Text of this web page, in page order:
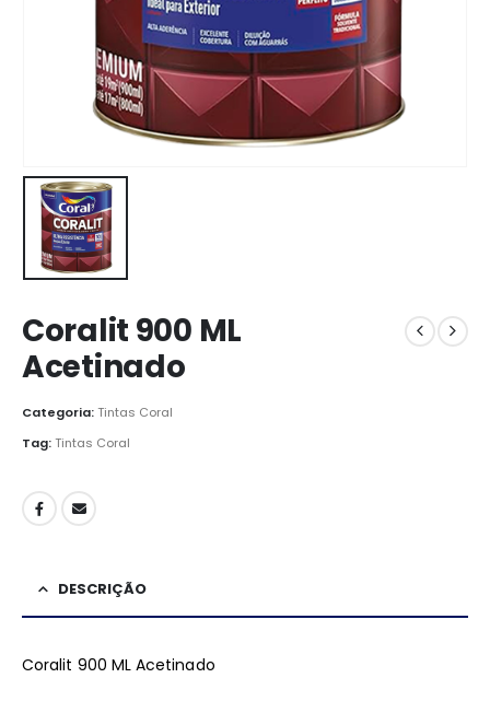
Coralit 900 ML
Acetinado
Categoria:Tintas Coral
Tag:Tintas Coral
DESCRIÇÃO
Coralit 900 ML Acetinado